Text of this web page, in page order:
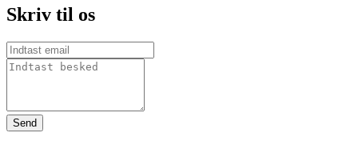
Skriv til os